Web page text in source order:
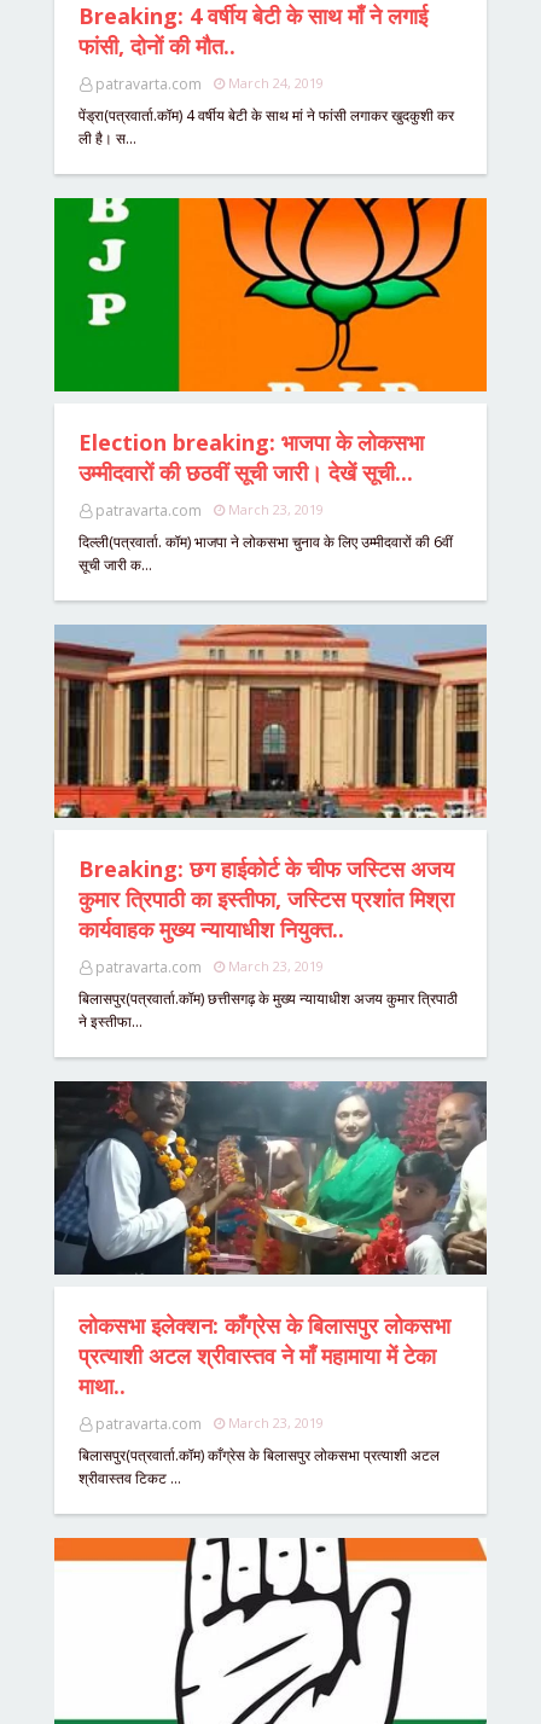
Breaking: 4 वर्षीय बेटी के साथ माँ ने लगाई
फांसी, दोनों की मौत..
patravarta.com March 24, 2019
पेंड्रा(पत्रवार्ता.कॉम) 4 वर्षीय बेटी के साथ मां ने फांसी लगाकर खुदकुशी कर
ली है। स…
Election breaking: भाजपा के लोकसभा
उम्मीदवारों की छठवीं सूची जारी। देखें सूची...
patravarta.com March 23, 2019
दिल्ली(पत्रवार्ता. कॉम) भाजपा ने लोकसभा चुनाव के लिए उम्मीदवारों की 6वीं
सूची जारी क…
Breaking: छग हाईकोर्ट के चीफ जस्टिस अजय
कुमार त्रिपाठी का इस्तीफा, जस्टिस प्रशांत मिश्रा
कार्यवाहक मुख्य न्यायाधीश नियुक्त..
patravarta.com March 23, 2019
बिलासपुर(पत्रवार्ता.कॉम) छत्तीसगढ़ के मुख्य न्यायाधीश अजय कुमार त्रिपाठी
ने इस्तीफा…
लोकसभा इलेक्शन: काँग्रेस के बिलासपुर लोकसभा
प्रत्याशी अटल श्रीवास्तव ने माँ महामाया में टेका
माथा..
patravarta.com March 23, 2019
बिलासपुर(पत्रवार्ता.कॉम) काँग्रेस के बिलासपुर लोकसभा प्रत्याशी अटल
श्रीवास्तव टिकट …